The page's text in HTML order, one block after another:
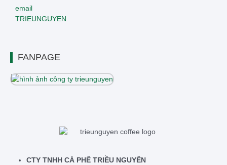
FANPAGE
CTY TNHH CÀ PHÊ TRIỀU NGUYÊN